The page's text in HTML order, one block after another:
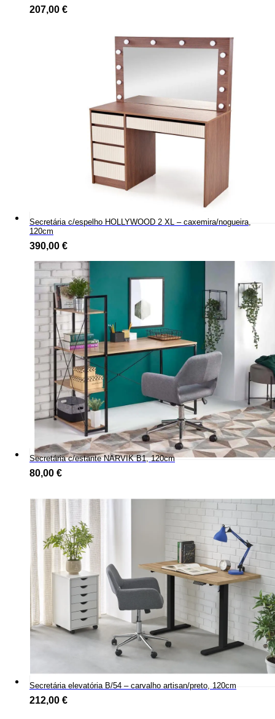
207,00 €
Secretária c/espelho HOLLYWOOD 2 XL – caxemira/nogueira,
120cm
390,00 €
Secretária c/estante NARVIK B1, 120cm
80,00 €
Secretária elevatória B/54 – carvalho artisan/preto, 120cm
212,00 €